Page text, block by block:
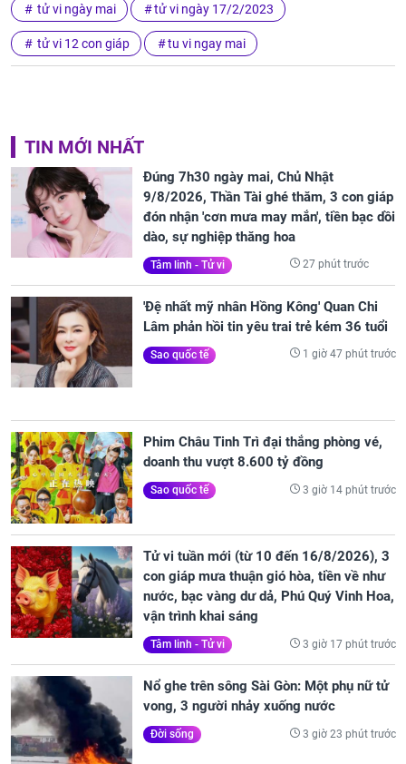
tử vi ngày mai tử vi ngày 17/2/2023
tử vi 12 con giáp tu vi ngay mai
TIN MỚI NHẤT
Đúng 7h30 ngày mai, Chủ Nhật
9/8/2026, Thần Tài ghé thăm, 3 con giáp
đón nhận 'cơn mưa may mắn', tiền bạc dồi
dào, sự nghiệp thăng hoa
Tâm linh - Tử vi 27 phút trước
'Đệ nhất mỹ nhân Hồng Kông' Quan Chi
Lâm phản hồi tin yêu trai trẻ kém 36 tuổi
Sao quốc tế 1 giờ 47 phút trước
Phim Châu Tinh Trì đại thắng phòng vé,
doanh thu vượt 8.600 tỷ đồng
Sao quốc tế 3 giờ 14 phút trước
Tử vi tuần mới (từ 10 đến 16/8/2026), 3
con giáp mưa thuận gió hòa, tiền về như
nước, bạc vàng dư dả, Phú Quý Vinh Hoa,
vận trình khai sáng
Tâm linh - Tử vi 3 giờ 17 phút trước
Nổ ghe trên sông Sài Gòn: Một phụ nữ tử
vong, 3 người nhảy xuống nước
Đời sống 3 giờ 23 phút trước